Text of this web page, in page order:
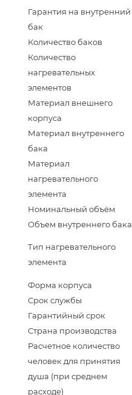
Гарантия на внутренний
бак
Количество баков
Количество
нагревательных
элементов
Материал внешнего
корпуса
Материал внутреннего
бака
Материал
нагревательного
элемента
Номинальный объём
Объем внутреннего бака
Тип нагревательного
элемента
Форма корпуса
Срок службы
Гарантийный срок
Страна производства
Расчетное количество
человек для принятия
душа (при среднем
расходе)